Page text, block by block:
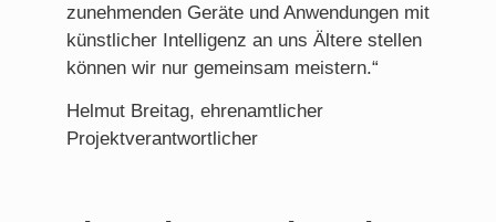
zunehmenden Geräte und Anwendungen mit
künstlicher Intelligenz an uns Ältere stellen
können wir nur gemeinsam meistern.“
Helmut Breitag, ehrenamtlicher
Projektverantwortlicher